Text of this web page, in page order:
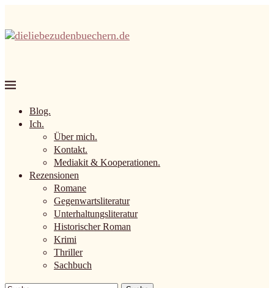
Blog.
Ich.
Über mich.
Kontakt.
Mediakit & Kooperationen.
Rezensionen
Romane
Gegenwartsliteratur
Unterhaltungsliteratur
Historischer Roman
Krimi
Thriller
Sachbuch